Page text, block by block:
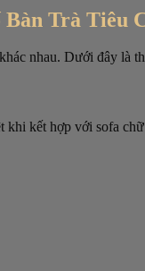
Trà Tiêu
nhau. Dưới đây là
khi kết hợp với sofa